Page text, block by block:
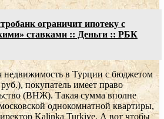
ограничит ипотеку с
ставками :: Деньги :: РБК
недвижимость в Турции с бюджетом
покупатель имеет право
(ВНЖ). Такая сумма вполне
однокомнатной квартиры,
Kalinka Turkiye. А вот чтобы